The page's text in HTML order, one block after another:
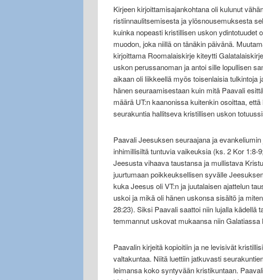
Kirjeen kirjoittamisajankohtana oli kulunut
ristiinnaulitsemisesta ja ylösnousemuksesta
kuinka nopeasti kristillisen uskon ydintotuudet
muodon, joka niillä on tänäkin päivänä.
kirjoittama Roomalaiskirje kiteytti
uskon perussanoman ja antoi sille lopullisen
aikaan oli liikkeellä myös toisenlaisia tulkintoja
hänen seuraamisestaan kuin mitä Paavali
määrä UT:n kaanonissa kuitenkin osoittaa,
seurakuntia hallitseva kristillisen uskon
Paavali Jeesuksen seuraajana ja
inhimillisiltä tuntuvia vaikeuksia (ks. 2 Kor 1:8-
Jeesusta vihaava taustansa ja mullistava
juurtumaan poikkeuksellisen syvälle
kuka Jeesus oli VT:n ja juutalaisen ajattelun
uskoi ja mikä oli hänen uskonsa sisältö ja
28:23). Siksi Paavali saattoi niin lujalla kädellä
temmannut uskovat mukaansa niin Galatiassa
Paavalin kirjeitä kopioitiin ja ne levisivät
valtakuntaa. Niitä luettiin jatkuvasti
leimansa koko syntyvään kristikuntaan.